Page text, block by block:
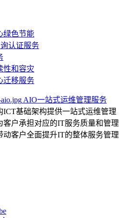
绿色节能
认证服务
性和容灾
迁移服务
AIO一站式运维管理服务
ICT基础架构提供一站式运维管理
客户承担对应的IT服务质量和管理
动客户全面提升IT的整体服务管理